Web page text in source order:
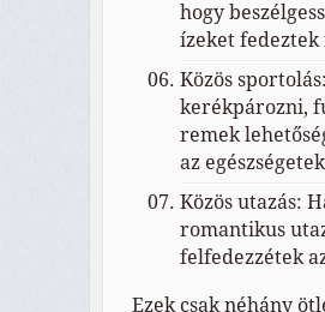
hogy
ízeket fedeztek
Közös
kerékpározni,
remek
az
Közös utazás:
romantikus
felfedezzétek
Ezek csak néhány